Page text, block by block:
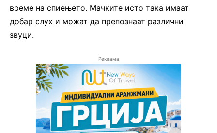
време на спиењето. Мачките исто така имаат
добар слух и можат да препознаат различни
звуци.
Реклама